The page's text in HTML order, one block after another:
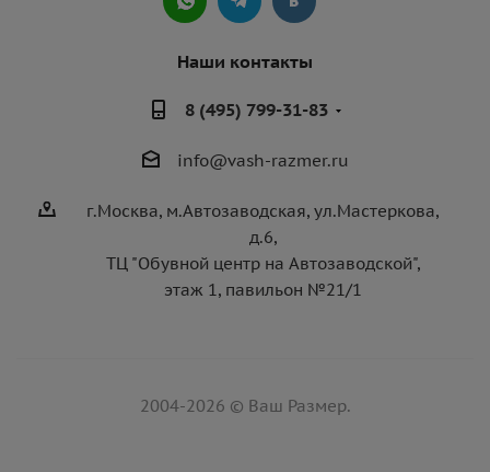
Наши контакты
8 (495) 799-31-83
info@vash-razmer.ru
г.Москва, м.Автозаводская, ул.Мастеркова,
д.6,
ТЦ "Обувной центр на Автозаводской",
этаж 1, павильон №21/1
2004-2026 © Ваш Размер.